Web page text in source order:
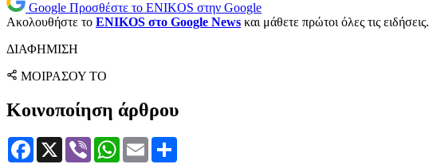
Google Προσθέστε το ENIKOS στην Google
Ακολουθήστε το ENIKOS στο Google News και μάθετε πρώτοι όλες τις ειδήσεις.
ΔΙΑΦΗΜΙΣΗ
ΜΟΙΡΑΣΟΥ ΤΟ
Κοινοποίηση άρθρου
Facebook
X Viber WhatsApp
Email